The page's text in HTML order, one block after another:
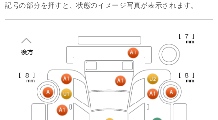
記号の部分を押すと、状態のイメージ写真が表示されます。